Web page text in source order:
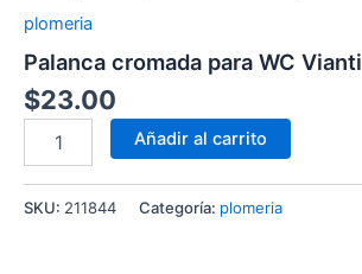
plomeria
Palanca cromada para WC Vianti
$23.00
Añadir al carrito
SKU: 211844 Categoría: plomeria